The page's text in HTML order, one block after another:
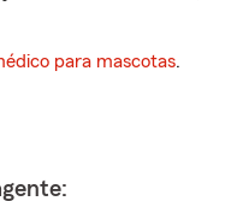
para mascotas.